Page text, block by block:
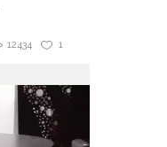
1
12434